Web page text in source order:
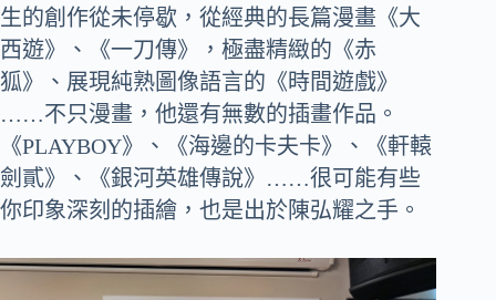
生的創作從未停歇，從經典的長篇漫畫《大
西遊》、《一刀傳》，極盡精緻的《赤
狐》、展現純熟圖像語言的《時間遊戲》
……不只漫畫，他還有無數的插畫作品。
《PLAYBOY》、《海邊的卡夫卡》、《軒轅
劍貳》、《銀河英雄傳說》……很可能有些
你印象深刻的插繪，也是出於陳弘耀之手。